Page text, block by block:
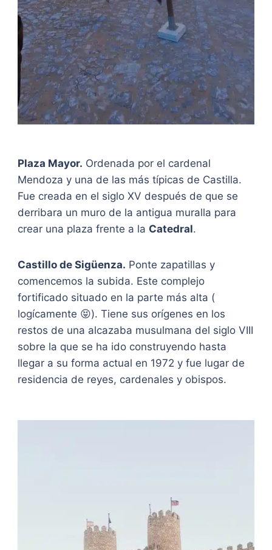
Plaza Mayor. Ordenada por el cardenal
Mendoza y una de las más típicas de Castilla.
Fue creada en el siglo XV después de que se
derribara un muro de la antigua muralla para
crear una plaza frente a la Catedral.
Castillo de Sigüenza. Ponte zapatillas y
comencemos la subida. Este complejo
fortificado situado en la parte más alta (
logícamente 😝). Tiene sus orígenes en los
restos de una alcazaba musulmana del siglo VIII
sobre la que se ha ido construyendo hasta
llegar a su forma actual en 1972 y fue lugar de
residencia de reyes, cardenales y obispos.